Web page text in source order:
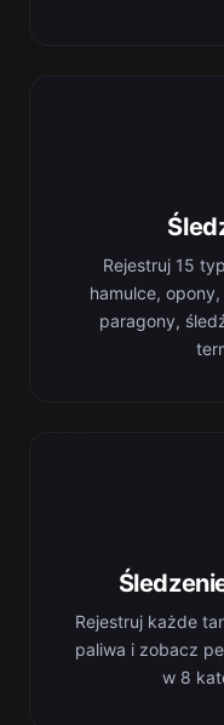
Rejestruj 15
hamulce,
paragony,
Rejestruj każde
paliwa i zobacz
w 8